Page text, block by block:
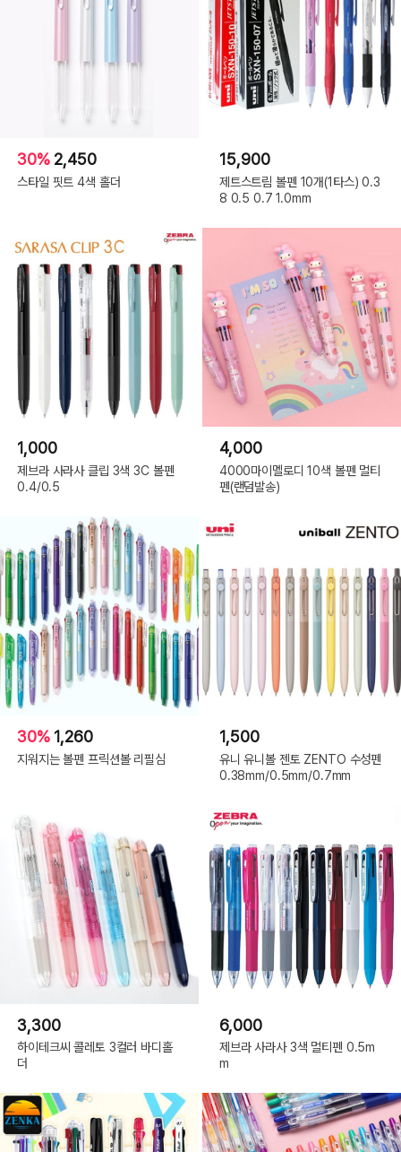
30% 2,450
스타일 핏트 4색 홀더
15,900
제트스트림 볼펜 10개(1타스) 0.3
8 0.5 0.7 1.0mm
1,000
제브라 사라사 클립 3색 3C 볼펜
0.4/0.5
4,000
4000마이멜로디 10색 볼펜 멀티
펜(랜덤발송)
30% 1,260
지워지는 볼펜 프릭션볼 리필심
1,500
유니 유니볼 젠토 ZENTO 수성펜
0.38mm/0.5mm/0.7mm
3,300
하이테크씨 콜레토 3컬러 바디홀
더
6,000
제브라 사라사 3색 멀티펜 0.5m
m